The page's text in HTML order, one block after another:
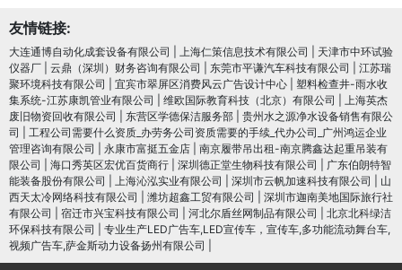
友情链接:
大连通博自动化成套设备有限公司 上海仁策信息技术有限公司
天津市中环试验
仪器厂
云鼎（深圳）财务咨询有限公司 东莞市平谦汽车科技有限公司
江苏瑞
聚环境科技有限公司
宜宾市翠屏区消费风云广告设计中心
塑料检查井-雨水收
集系统-江苏康凯管业有限公司
维欧国际教育科技（北京）有限公司
上海英杰
废旧物资回收有限公司
东营区学德保洁服务部
贵州水之源净水设备销售有限公
司
工程公司需要什么资质_办劳务公司资质需要的手续_代办公司_广州鸿运企业
管理咨询有限公司
永康市富挺五金店
南京履带吊出租-南京腾鑫达起重吊装有
限公司
海口秀英区宏优百货商行 深圳德正堂生物科技有限公司
广东伯朗特智
能装备股份有限公司
上海沁泓实业有限公司 深圳市云帆加速科技有限公司
山
西天太冷网络科技有限公司
潍坊超鑫工贸有限公司
深圳市迦南美地国际旅行社
有限公司
宿迁市兴宝科技有限公司 河北尔盾丝网制品有限公司
北京北科绿洁
环保科技有限公司
专业生产LED广告车,LED宣传车，宣传车,多功能流动舞台车,
视频广告车,萨金斯动力设备扬州有限公司